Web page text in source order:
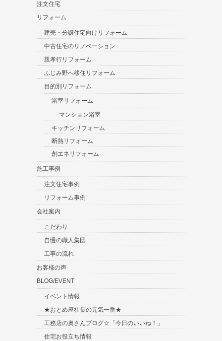
注文住宅
リフォーム
建売・分譲住宅向けリフォーム
中古住宅のリノベーション
親孝行リフォーム
ふじみ野へ移住リフォーム
目的別リフォーム
浴室リフォーム
マンション浴室
キッチンリフォーム
断熱リフォーム
創エネリフォーム
施工事例
注文住宅事例
リフォーム事例
会社案内
こだわり
自慢の職人集団
工事の流れ
お客様の声
BLOG/EVENT
イベント情報
★おとめ座社長の元気一番★
工務店の奥さんブログ☆「今日のいいね！」
住宅お役立ち情報